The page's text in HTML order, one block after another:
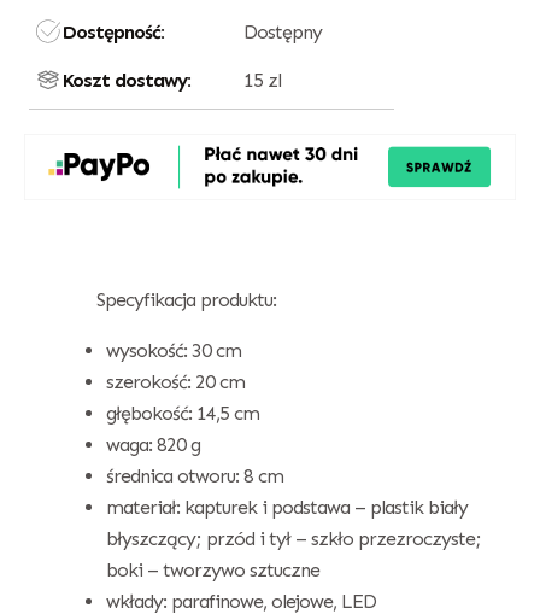
Dostępność: Dostępny
Koszt dostawy: 15 zl
Specyfikacja produktu:
wysokość: 30 cm
szerokość: 20 cm
głębokość: 14,5 cm
waga: 820 g
średnica otworu: 8 cm
materiał: kapturek i podstawa – plastik biały
błyszczący; przód i tył – szkło przezroczyste;
boki – tworzywo sztuczne
wkłady: parafinowe, olejowe, LED